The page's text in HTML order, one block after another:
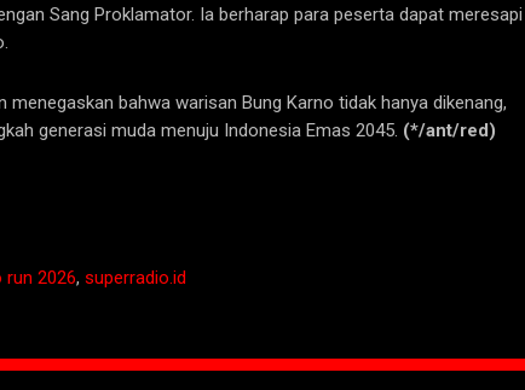
Sang Proklamator. Ia berharap para peserta dapat meresapi
menegaskan bahwa warisan Bung Karno tidak hanya dikenang,
generasi muda menuju Indonesia Emas 2045. (*/ant/red)
run 2026, superradio.id